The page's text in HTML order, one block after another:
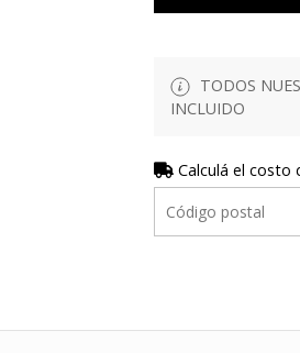
TODOS
INCLUIDO
Calculá el costo